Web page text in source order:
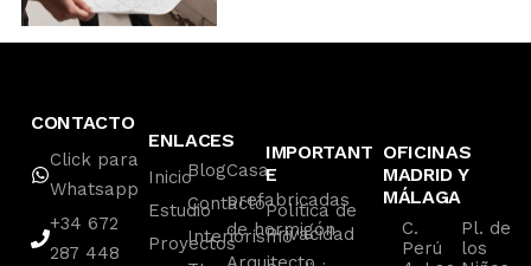
CONTACTO
Click para
Whatsapp
+34 672
287 448
ENLACES
Inicio
Estudio
Proyectos
Blog
Contacto
Interiorismo
Casa
prefabricadas
de hormigón
IMPORTANT
E
Política de
Privacidad
OFICINAS
MADRID Y
MÁLAGA
C.
Perú
Pl. de
los